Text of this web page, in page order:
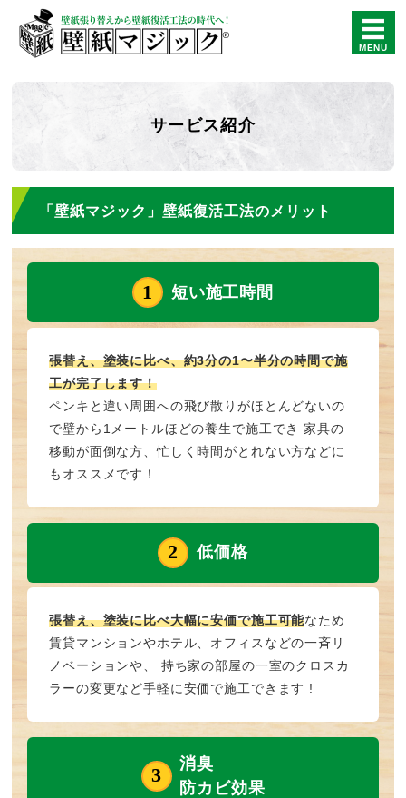
MENU
ホーム
壁紙マジックについて
壁紙復活工法マニュアル
よくあるご質問
会社概要
サービス紹介
「壁紙マジック」壁紙復活工法のメリット
短い施工時間
張替え、塗装に比べ、約3分の1〜半分の時間で施
工が完了します！
ペンキと違い周囲への飛び散りがほとんどないの
で壁から1メートルほどの養生で施工でき 家具の
移動が面倒な方、忙しく時間がとれない方などに
もオススメです！
低価格
張替え、塗装に比べ大幅に安価で施工可能なため
賃貸マンションやホテル、オフィスなどの一斉リ
ノベーションや、 持ち家の部屋の一室のクロスカ
ラーの変更など手軽に安価で施工できます !
消臭
防カビ効果